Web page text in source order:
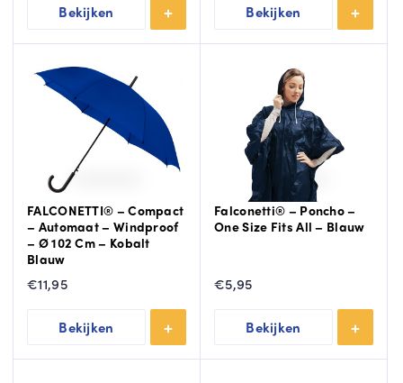
Bekijken Bekijken
FALCONETTI® – Compact
– Automaat – Windproof
– Ø 102 Cm – Kobalt
Blauw
€11,95
Bekijken
Falconetti® – Poncho –
One Size Fits All – Blauw
€5,95
Bekijken